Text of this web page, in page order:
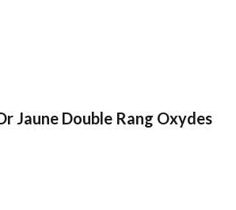
Jaune Double Rang Oxydes